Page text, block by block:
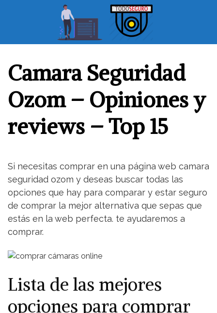
Camara Seguridad
Ozom – Opiniones y
reviews – Top 15
Si necesitas comprar en una página web camara
seguridad ozom y deseas buscar todas las
opciones que hay para comparar y estar seguro
de comprar la mejor alternativa que sepas que
estás en la web perfecta. te ayudaremos a
comprar.
Lista de las mejores
opciones para comprar